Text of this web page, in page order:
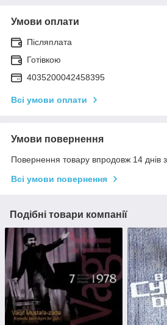
Умови оплати
Післяплата
Готівкою
4035200042458395
Всі умови оплати
Умови повернення
Повернення товару впродовж 14 днів
Всі умови повернення
Подібні товари компанії